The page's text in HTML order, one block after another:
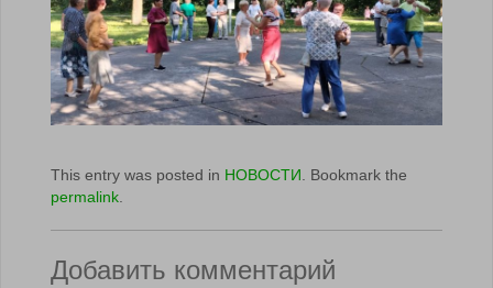
This entry was posted in НОВОСТИ . Bookmark the
permalink
Добавить комментарий